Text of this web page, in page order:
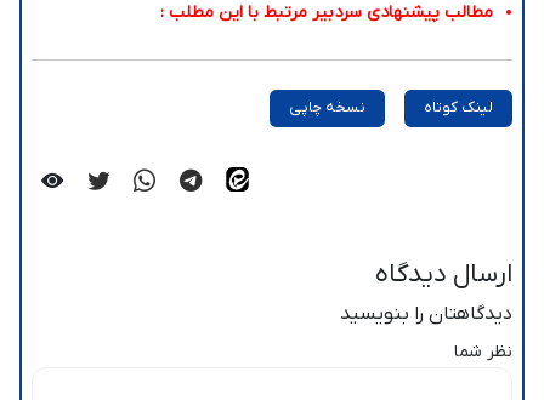
مطالب پیشنهادی سردبیر مرتبط با این مطلب :
لینک کوتاه نسخه چاپی
ارسال دیدگاه
دیدگاهتان را بنویسید
نظر شما